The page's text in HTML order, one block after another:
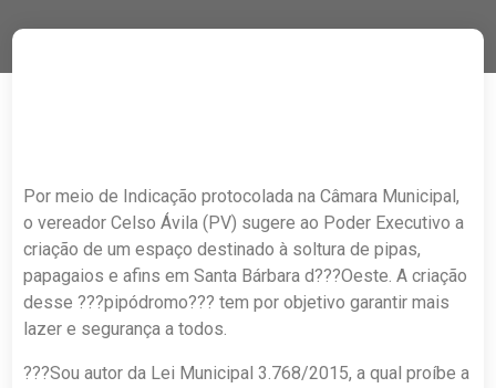
Por meio de Indicação protocolada na Câmara Municipal,
o vereador Celso Ávila (PV) sugere ao Poder Executivo a
criação de um espaço destinado à soltura de pipas,
papagaios e afins em Santa Bárbara d???Oeste. A criação
desse ???pipódromo??? tem por objetivo garantir mais
lazer e segurança a todos.
???Sou autor da Lei Municipal 3.768/2015, a qual proíbe a